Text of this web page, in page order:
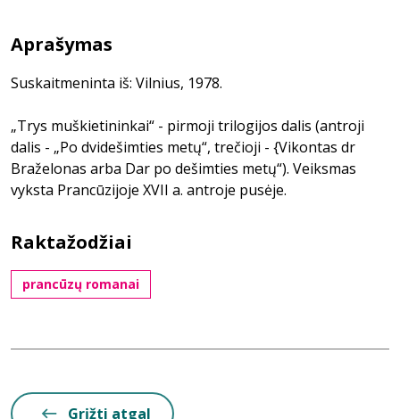
Aprašymas
Suskaitmeninta iš: Vilnius, 1978.
„Trys muškietininkai“ - pirmoji trilogijos dalis (antroji
dalis - „Po dvidešimties metų“, trečioji - {Vikontas dr
Braželonas arba Dar po dešimties metų“). Veiksmas
vyksta Prancūzijoje XVII a. antroje pusėje.
Raktažodžiai
prancūzų romanai
Grįžti atgal